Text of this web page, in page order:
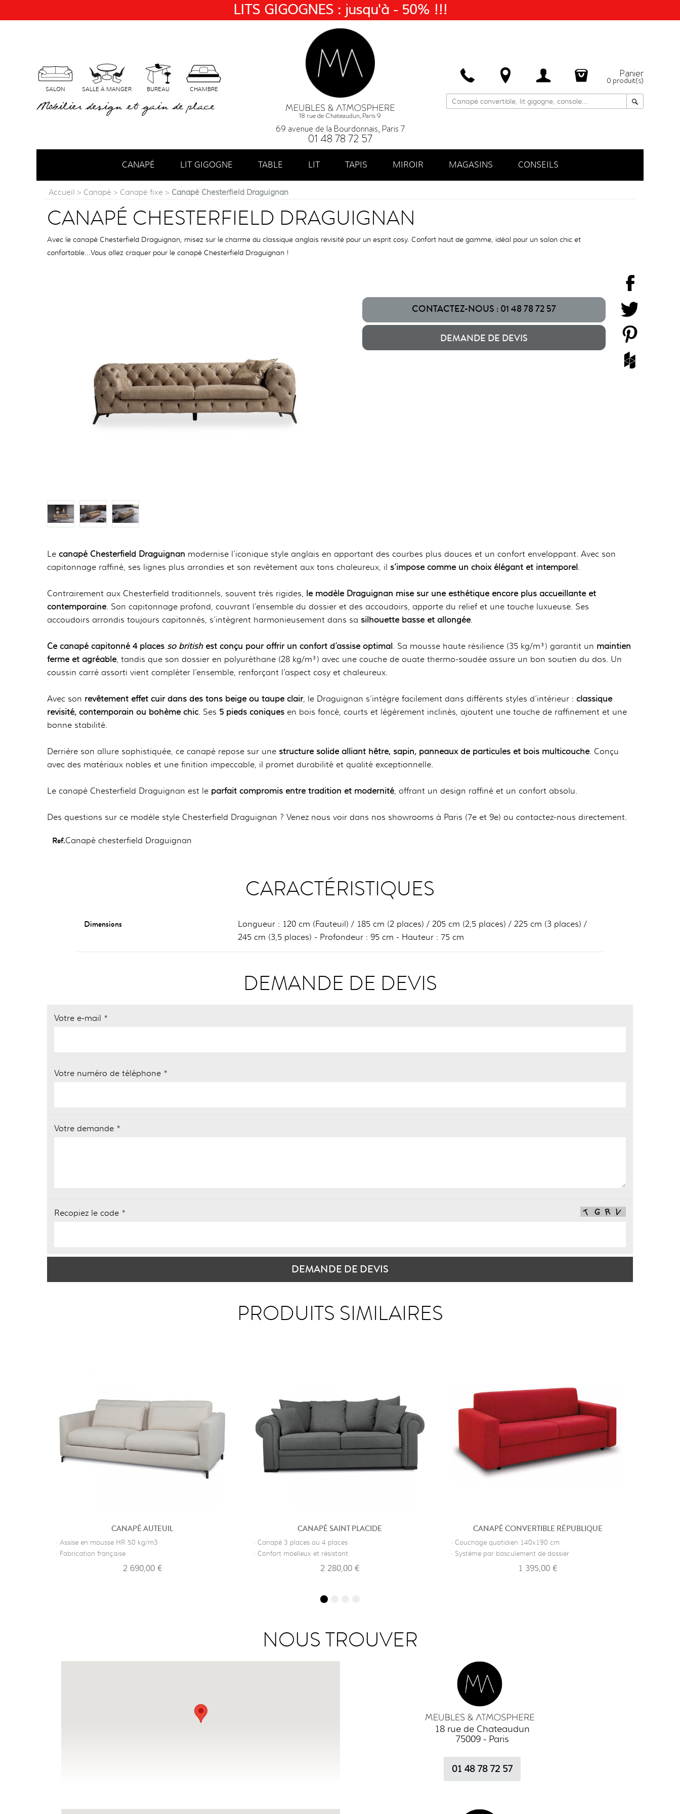
SALON SALLE À MANGER BUREAU CHAMBRE
Mobilier design et gain de place 18 rue de Chateaudun, Paris 9
69 avenue de la Bourdonnais, Paris 7
01 48 78 72 57
Panier
0 produit(s)
CANAPÉ LIT GIGOGNE TABLE LIT TAPIS MIROIR MAGASINS CONSEILS
Accueil > Canapé > Canapé fixe > Canapé Chesterfield Draguignan
CANAPÉ CHESTERFIELD DRAGUIGNAN
Avec le canapé Chesterfield Draguignan, misez sur le charme du classique anglais revisité pour un esprit cosy. Confort haut de gamme, idéal pour un salon chic et
confortable...Vous allez craquer pour le canapé Chesterfield Draguignan !
CONTACTEZ-NOUS : 01 48 78 72 57
DEMANDE DE DEVIS
Le canapé Chesterfield Draguignan modernise l’iconique style anglais en apportant des courbes plus douces et un confort enveloppant. Avec son
capitonnage raffiné, ses lignes plus arrondies et son revêtement aux tons chaleureux, il s’impose comme un choix élégant et intemporel.
Contrairement aux Chesterfield traditionnels, souvent très rigides, le modèle Draguignan mise sur une esthétique encore plus accueillante et
contemporaine. Son capitonnage profond, couvrant l’ensemble du dossier et des accoudoirs, apporte du relief et une touche luxueuse. Ses
accoudoirs arrondis toujours capitonnés, s’intègrent harmonieusement dans sa silhouette basse et allongée.
Ce canapé capitonné 4 places so britishest conçu pour offrir un confort d’assise optimal. Sa mousse haute résilience (35 kg/m³) garantit un maintien
ferme et agréable, tandis que son dossier en polyuréthane (28 kg/m³) avec une couche de ouate thermo-soudée assure un bon soutien du dos. Un
coussin carré assorti vient compléter l’ensemble, renforçant l’aspect cosy et chaleureux.
Avec son revêtement effet cuir dans des tons beige ou taupe clair, le Draguignan s’intègre facilement dans différents styles d’intérieur : classique
revisité, contemporain ou bohème chic. Ses 5 pieds coniques en bois foncé, courts et légèrement inclinés, ajoutent une touche de raffinement et une
bonne stabilité.
Derrière son allure sophistiquée, ce canapé repose sur une structure solide alliant hêtre, sapin, panneaux de particules et bois multicouche. Conçu
avec des matériaux nobles et une finition impeccable, il promet durabilité et qualité exceptionnelle.
Le canapé Chesterfield Draguignan est le parfait compromis entre tradition et modernité, offrant un design raffiné et un confort absolu.
Des questions sur ce modèle style Chesterfield Draguignan ? Venez nous voir dans nos showrooms à Paris (7e et 9e) ou contactez-nous directement.
Ref.Canapé chesterfield Draguignan
CARACTÉRISTIQUES
Dimensions
Longueur : 120 cm (Fauteuil) / 185 cm (2 places) / 205 cm (2,5 places) / 225 cm (3 places) /
245 cm (3,5 places) - Profondeur : 95 cm - Hauteur : 75 cm
DEMANDE DE DEVIS
Votre e-mail *
Votre numéro de téléphone *
Votre demande *
Recopiez le code *
DEMANDE DE DEVIS
PRODUITS SIMILAIRES
CANAPÉ AUTEUIL
· Assise en mousse HR 50 kg/m3
· Fabrication française
2 690,00 €
CANAPÉ SAINT PLACIDE
· Canapé 3 places ou 4 places
· Confort moelleux et résistant
2 280,00 €
CANAPÉ CONVERTIBLE RÉPUBLIQUE
· Couchage quotidien 140x190 cm
· Système par basculement de dossier
1 395,00 €
NOUS TROUVER
18 rue de Chateaudun
75009 - Paris
01 48 78 72 57
LITS GIGOGNES : jusqu'à - 50% !!!